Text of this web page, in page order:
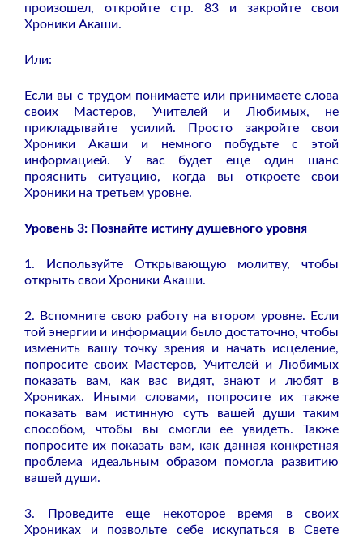
произошел, откройте стр. 83 и закройте свои
Хроники Акаши.
Или:
Если вы с трудом понимаете или принимаете слова
своих Мастеров, Учителей и Любимых, не
прикладывайте усилий. Просто закройте свои
Хроники Акаши и немного побудьте с этой
информацией. У вас будет еще один шанс
прояснить ситуацию, когда вы откроете свои
Хроники на третьем уровне.
Уровень 3: Познайте истину душевного уровня
1. Используйте Открывающую молитву, чтобы
открыть свои Хроники Акаши.
2. Вспомните свою работу на втором уровне. Если
той энергии и информации было достаточно, чтобы
изменить вашу точку зрения и начать исцеление,
попросите своих Мастеров, Учителей и Любимых
показать вам, как вас видят, знают и любят в
Хрониках. Иными словами, попросите их также
показать вам истинную суть вашей души таким
способом, чтобы вы смогли ее увидеть. Также
попросите их показать вам, как данная конкретная
проблема идеальным образом помогла развитию
вашей души.
3. Проведите еще некоторое время в своих
Хрониках и позвольте себе искупаться в Свете